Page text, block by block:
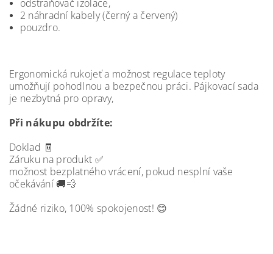
odstraňovač izolace,
2 náhradní kabely (černý a červený)
pouzdro.
Ergonomická rukojeť a možnost regulace teploty
umožňují pohodlnou a bezpečnou práci. Pájkovací sada
je nezbytná pro opravy,
Při nákupu obdržíte:
Doklad 🧾
Záruku na produkt ✅
možnost bezplatného vrácení, pokud nesplní vaše
očekávání 🚚💨
Žádné riziko, 100% spokojenost! 😊